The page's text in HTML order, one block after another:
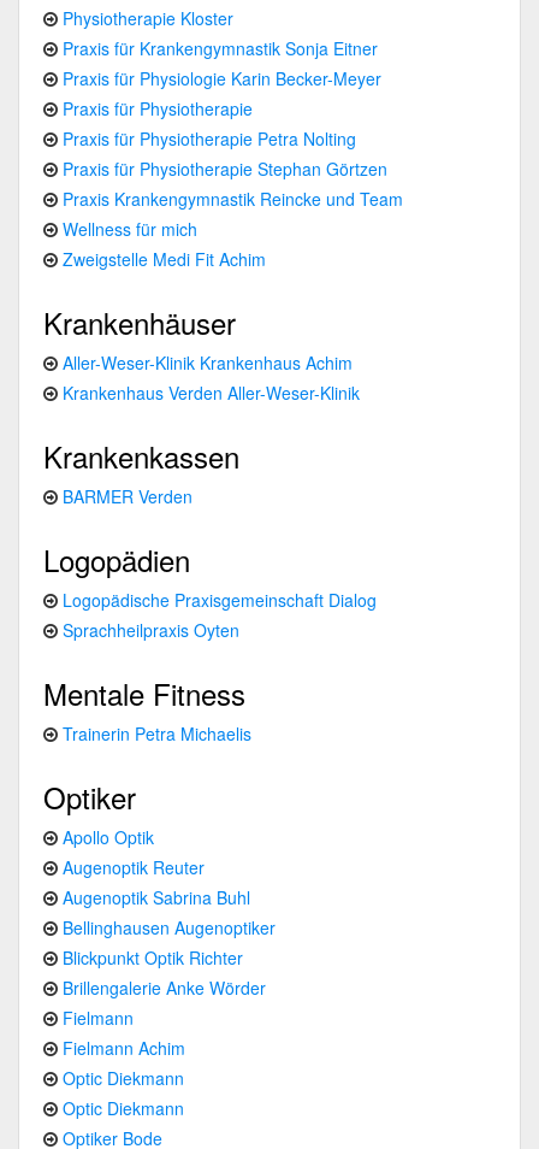
Physiotherapie Kloster
Praxis für Krankengymnastik Sonja Eitner
Praxis für Physiologie Karin Becker-Meyer
Praxis für Physiotherapie
Praxis für Physiotherapie Petra Nolting
Praxis für Physiotherapie Stephan Görtzen
Praxis Krankengymnastik Reincke und Team
Wellness für mich
Zweigstelle Medi Fit Achim
Krankenhäuser
Aller-Weser-Klinik Krankenhaus Achim
Krankenhaus Verden Aller-Weser-Klinik
Krankenkassen
BARMER Verden
Logopädien
Logopädische Praxisgemeinschaft Dialog
Sprachheilpraxis Oyten
Mentale Fitness
Trainerin Petra Michaelis
Optiker
Apollo Optik
Augenoptik Reuter
Augenoptik Sabrina Buhl
Bellinghausen Augenoptiker
Blickpunkt Optik Richter
Brillengalerie Anke Wörder
Fielmann
Fielmann Achim
Optic Diekmann
Optic Diekmann
Optiker Bode